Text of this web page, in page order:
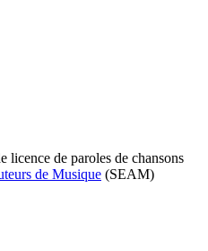
licence de paroles de chansons
de Musique (SEAM)